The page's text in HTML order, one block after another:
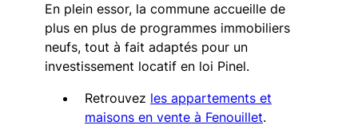
En plein essor, la commune accueille de
plus en plus de programmes immobiliers
neufs, tout à fait adaptés pour un
investissement locatif en loi Pinel.
Retrouvez les appartements et
maisons en vente à Fenouillet.